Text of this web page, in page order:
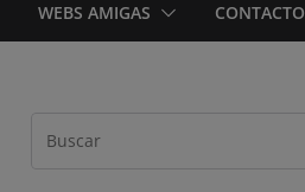
WEBS AMIGAS CONTACTO